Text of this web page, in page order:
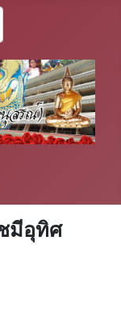
มีอุทิศ